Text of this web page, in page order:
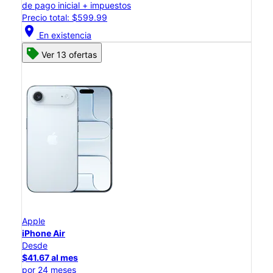
de pago inicial + impuestos
Precio total: $599.99
location_on En existencia
Ver 13 ofertas
Apple
iPhone Air
Desde
$41.67 al mes
por 24 meses